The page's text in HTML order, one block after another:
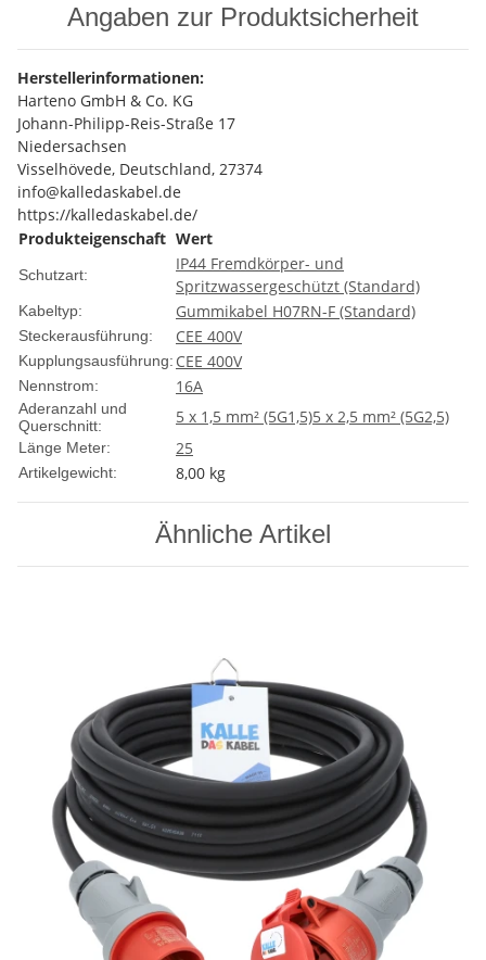
Angaben zur Produktsicherheit
Herstellerinformationen:
Harteno GmbH & Co. KG
Johann-Philipp-Reis-Straße 17
Niedersachsen
Visselhövede, Deutschland, 27374
info@kalledaskabel.de
https://kalledaskabel.de/
Produkteigenschaft Wert
Schutzart:
IP44 Fremdkörper- und
Spritzwassergeschützt (Standard)
Kabeltyp: Gummikabel H07RN-F (Standard)
Steckerausführung: CEE 400V
Kupplungsausführung: CEE 400V
Nennstrom: 16A
Aderanzahl und
Querschnitt:
5 x 1,5 mm² (5G1,5)5 x 2,5 mm² (5G2,5)
Länge Meter: 25
Artikelgewicht: 8,00 kg
Ähnliche Artikel